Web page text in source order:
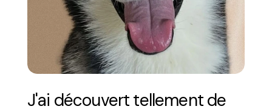
J'ai découvert tellement de